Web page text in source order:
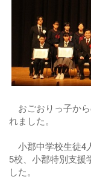
おごおりっ子か
れました。
小郡中学校生徒4
5校、小郡特別支援
した。